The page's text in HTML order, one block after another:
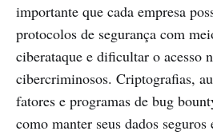
importante que cada empresa
protocolos de segurança com
ciberataque e dificultar o acesso
cibercriminosos. Criptografias,
fatores e programas de bug
como manter seus dados